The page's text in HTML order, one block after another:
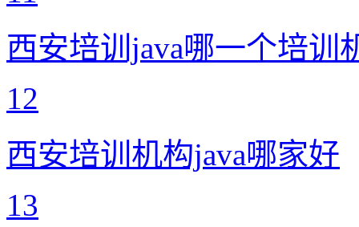
西安培训java哪一个培训
12
西安培训机构java哪家好
13